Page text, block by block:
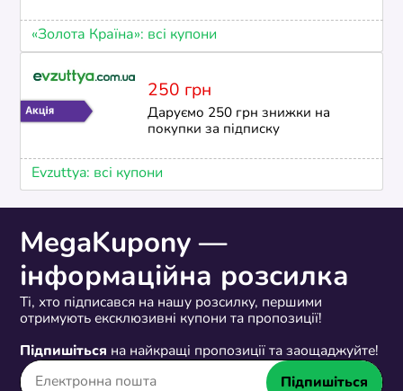
«Золота Країна»: всі купони
250 грн
Даруємо 250 грн знижки на
покупки за підписку
Evzuttya: всі купони
MegaKupony —
інформаційна розсилка
Ті, хто підписався на нашу розсилку, першими
отримують ексклюзивні купони та пропозиції!
Підпишіться на найкращі пропозиції та заощаджуйте!
Підпишіться